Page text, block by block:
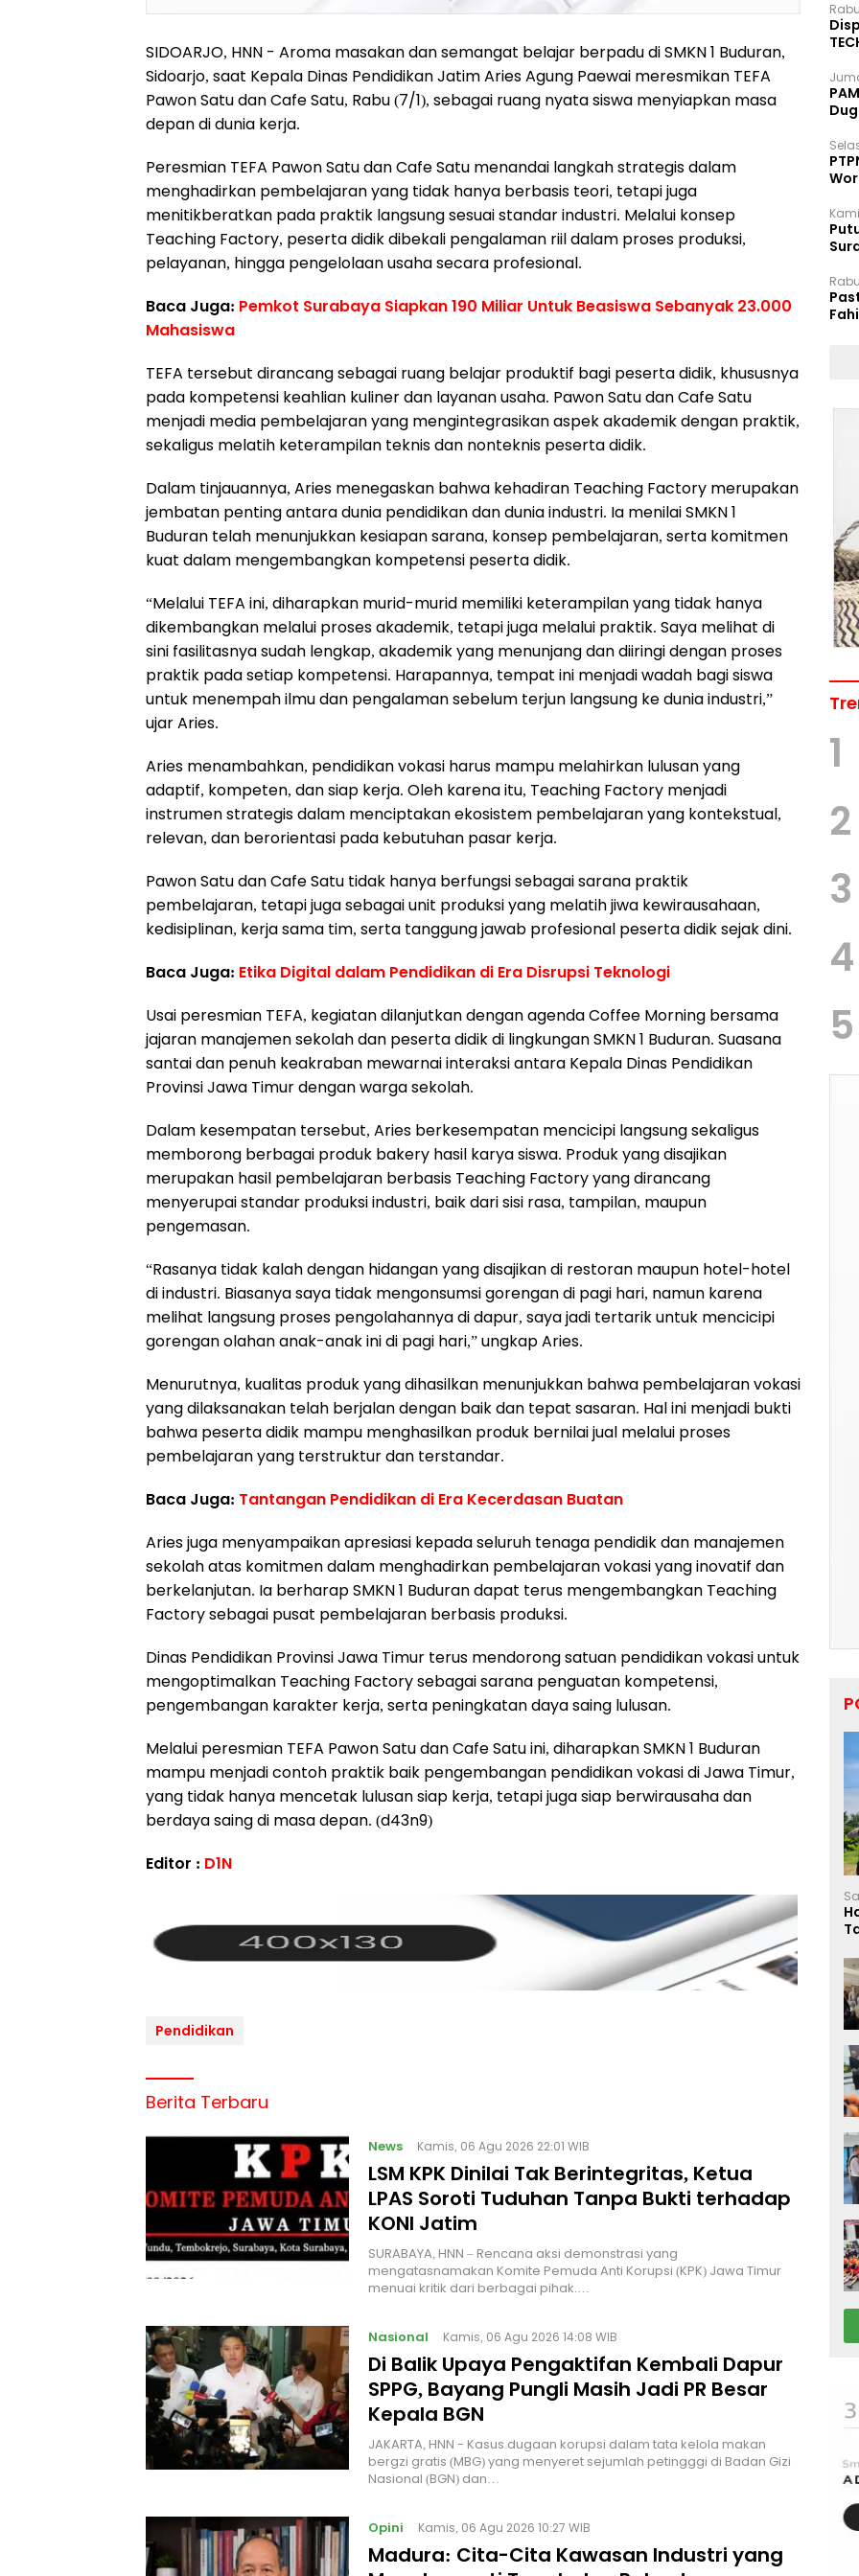
SIDOARJO, HNN - Aroma masakan dan semangat belajar berpadu di SMKN 1 Buduran,
Sidoarjo, saat Kepala Dinas Pendidikan Jatim Aries Agung Paewai meresmikan TEFA
Pawon Satu dan Cafe Satu, Rabu (7/1), sebagai ruang nyata siswa menyiapkan masa
depan di dunia kerja.
Peresmian TEFA Pawon Satu dan Cafe Satu menandai langkah strategis dalam
menghadirkan pembelajaran yang tidak hanya berbasis teori, tetapi juga
menitikberatkan pada praktik langsung sesuai standar industri. Melalui konsep
Teaching Factory, peserta didik dibekali pengalaman riil dalam proses produksi,
pelayanan, hingga pengelolaan usaha secara profesional.
Baca Juga: Pemkot Surabaya Siapkan 190 Miliar Untuk Beasiswa Sebanyak 23.000
Mahasiswa
TEFA tersebut dirancang sebagai ruang belajar produktif bagi peserta didik, khususnya
pada kompetensi keahlian kuliner dan layanan usaha. Pawon Satu dan Cafe Satu
menjadi media pembelajaran yang mengintegrasikan aspek akademik dengan praktik,
sekaligus melatih keterampilan teknis dan nonteknis peserta didik.
Dalam tinjauannya, Aries menegaskan bahwa kehadiran Teaching Factory merupakan
jembatan penting antara dunia pendidikan dan dunia industri. Ia menilai SMKN 1
Buduran telah menunjukkan kesiapan sarana, konsep pembelajaran, serta komitmen
kuat dalam mengembangkan kompetensi peserta didik.
“Melalui TEFA ini, diharapkan murid-murid memiliki keterampilan yang tidak hanya
dikembangkan melalui proses akademik, tetapi juga melalui praktik. Saya melihat di
sini fasilitasnya sudah lengkap, akademik yang menunjang dan diiringi dengan proses
praktik pada setiap kompetensi. Harapannya, tempat ini menjadi wadah bagi siswa
untuk menempah ilmu dan pengalaman sebelum terjun langsung ke dunia industri,”
ujar Aries.
Aries menambahkan, pendidikan vokasi harus mampu melahirkan lulusan yang
adaptif, kompeten, dan siap kerja. Oleh karena itu, Teaching Factory menjadi
instrumen strategis dalam menciptakan ekosistem pembelajaran yang kontekstual,
relevan, dan berorientasi pada kebutuhan pasar kerja.
Pawon Satu dan Cafe Satu tidak hanya berfungsi sebagai sarana praktik
pembelajaran, tetapi juga sebagai unit produksi yang melatih jiwa kewirausahaan,
kedisiplinan, kerja sama tim, serta tanggung jawab profesional peserta didik sejak dini.
Baca Juga: Etika Digital dalam Pendidikan di Era Disrupsi Teknologi
Usai peresmian TEFA, kegiatan dilanjutkan dengan agenda Coffee Morning bersama
jajaran manajemen sekolah dan peserta didik di lingkungan SMKN 1 Buduran. Suasana
santai dan penuh keakraban mewarnai interaksi antara Kepala Dinas Pendidikan
Provinsi Jawa Timur dengan warga sekolah.
Dalam kesempatan tersebut, Aries berkesempatan mencicipi langsung sekaligus
memborong berbagai produk bakery hasil karya siswa. Produk yang disajikan
merupakan hasil pembelajaran berbasis Teaching Factory yang dirancang
menyerupai standar produksi industri, baik dari sisi rasa, tampilan, maupun
pengemasan.
“Rasanya tidak kalah dengan hidangan yang disajikan di restoran maupun hotel-hotel
di industri. Biasanya saya tidak mengonsumsi gorengan di pagi hari, namun karena
melihat langsung proses pengolahannya di dapur, saya jadi tertarik untuk mencicipi
gorengan olahan anak-anak ini di pagi hari,” ungkap Aries.
Menurutnya, kualitas produk yang dihasilkan menunjukkan bahwa pembelajaran vokasi
yang dilaksanakan telah berjalan dengan baik dan tepat sasaran. Hal ini menjadi bukti
bahwa peserta didik mampu menghasilkan produk bernilai jual melalui proses
pembelajaran yang terstruktur dan terstandar.
Baca Juga: Tantangan Pendidikan di Era Kecerdasan Buatan
Aries juga menyampaikan apresiasi kepada seluruh tenaga pendidik dan manajemen
sekolah atas komitmen dalam menghadirkan pembelajaran vokasi yang inovatif dan
berkelanjutan. Ia berharap SMKN 1 Buduran dapat terus mengembangkan Teaching
Factory sebagai pusat pembelajaran berbasis produksi.
Dinas Pendidikan Provinsi Jawa Timur terus mendorong satuan pendidikan vokasi untuk
mengoptimalkan Teaching Factory sebagai sarana penguatan kompetensi,
pengembangan karakter kerja, serta peningkatan daya saing lulusan.
Melalui peresmian TEFA Pawon Satu dan Cafe Satu ini, diharapkan SMKN 1 Buduran
mampu menjadi contoh praktik baik pengembangan pendidikan vokasi di Jawa Timur,
yang tidak hanya mencetak lulusan siap kerja, tetapi juga siap berwirausaha dan
berdaya saing di masa depan. (d43n9)
Editor : D1N
Pendidikan
Berita Terbaru
News Kamis, 06 Agu 2026 22:01 WIB
LSM KPK Dinilai Tak Berintegritas, Ketua
LPAS Soroti Tuduhan Tanpa Bukti terhadap
KONI Jatim
SURABAYA, HNN – Rencana aksi demonstrasi yang
mengatasnamakan Komite Pemuda Anti Korupsi (KPK) Jawa Timur
menuai kritik dari berbagai pihak.…
Nasional Kamis, 06 Agu 2026 14:08 WIB
Di Balik Upaya Pengaktifan Kembali Dapur
SPPG, Bayang Pungli Masih Jadi PR Besar
Kepala BGN
JAKARTA, HNN - Kasus dugaan korupsi dalam tata kelola makan
bergzi gratis (MBG) yang menyeret sejumlah petingggi di Badan Gizi
Nasional (BGN) dan…
Opini Kamis, 06 Agu 2026 10:27 WIB
Madura: Cita-Cita Kawasan Industri yang
1
2
3
4
5